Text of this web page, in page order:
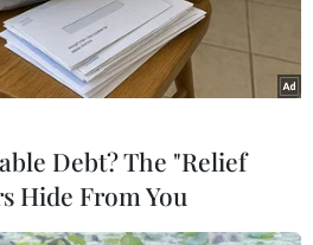
sẽ kết hợp với hai vệ tinh
2D tạo thành một mạng
sát môi trường trên biển
Debt? The "Relief
Hide From You